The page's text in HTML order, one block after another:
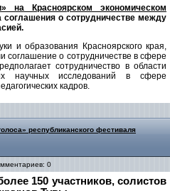
на Красноярском экономическом
о сотрудничестве между
и образования Красноярского края,
соглашение о сотрудничестве в сфере
сотрудничество в области
научных исследований в сфере
кадров.
республиканского фестиваля
0
150 участников, солистов